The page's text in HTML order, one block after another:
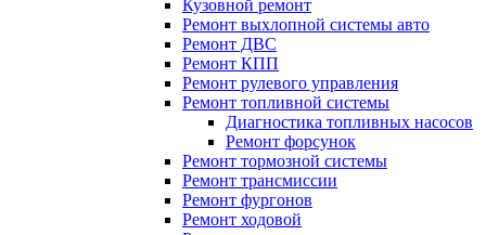
Кузовной ремонт
Ремонт выхлопной системы авто
Ремонт ДВС
Ремонт КПП
Ремонт рулевого управления
Ремонт топливной системы
Диагностика топливных насосов
Ремонт форсунок
Ремонт тормозной системы
Ремонт трансмиссии
Ремонт фургонов
Ремонт ходовой